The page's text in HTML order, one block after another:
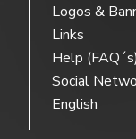
Logos &
Links
Help (FAQ´s)
Social
English